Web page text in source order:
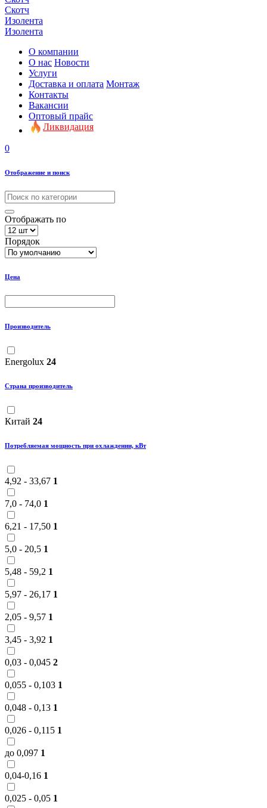
Скотч
Изолента
Изолента
О компании
О нас Новости
Услуги
Доставка и оплата Монтаж
Контакты
Вакансии
Оптовый прайс
Ликвидация
0
Отображение и поиск
Отображать по
Порядок
Цена
Производитель
Energolux 24
Страна производитель
Китай 24
Потребляемая мощность при охлаждении, кВт
4,92 - 33,67 1
7,0 - 74,0 1
6,21 - 17,50 1
5,0 - 20,5 1
5,48 - 59,2 1
5,97 - 26,17 1
2,05 - 9,57 1
3,45 - 3,92 1
0,03 - 0,045 2
0,055 - 0,103 1
0,048 - 0,13 1
0,026 - 0,115 1
до 0,097 1
0,04-0,16 1
0,025 - 0,05 1